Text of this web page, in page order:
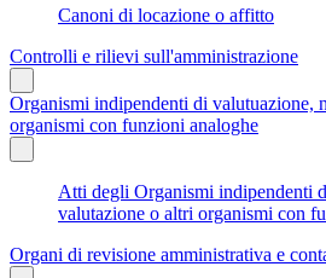
Canoni di locazione o affitto
Controlli e rilievi sull'amministrazione
Organismi indipendenti di valutuazione,
organismi con funzioni analoghe
Atti degli Organismi indipendenti
valutazione o altri organismi con
Organi di revisione amministrativa e